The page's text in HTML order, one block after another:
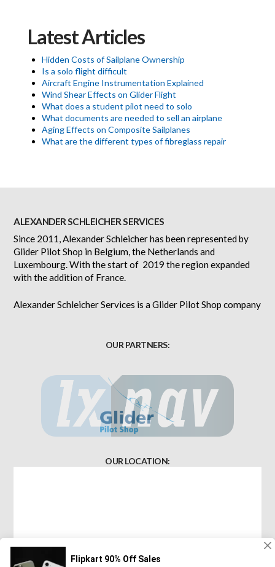
Latest Articles
Hidden Costs of Sailplane Ownership
Is a solo flight difficult
Aircraft Engine Instrumentation Explained
Wind Shear Effects on Glider Flight
What does a student pilot need to solo
What documents are needed to sell an airplane
Aging Effects on Composite Sailplanes
What are the different types of fibreglass repair
ALEXANDER SCHLEICHER SERVICES
Since 2011, Alexander Schleicher has been represented by
Glider Pilot Shop in Belgium, the Netherlands and
Luxembourg. With the start of 2019 the region expanded
with the addition of France.
Alexander Schleicher Services is a Glider Pilot Shop company
OUR PARTNERS:
OUR LOCATION: